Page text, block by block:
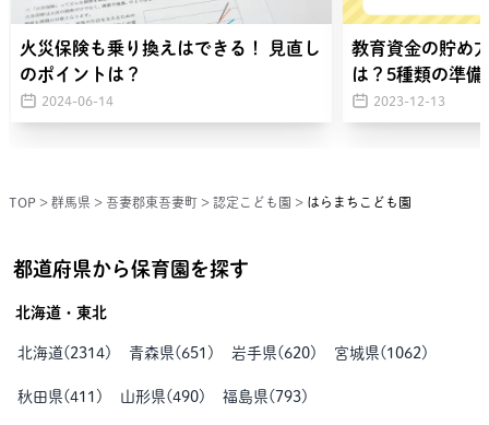
火災保険も乗り換えはできる！ 見直し
のポイントは？
2024-06-14
教育資金の貯め
は？5種類の準
2023-12-13
TOP > 群馬県 > 吾妻郡東吾妻町 > 認定こども園 > はらまちこども園
都道府県から保育園を探す
北海道・東北
北海道( 2314) 青森県( 651 ) 岩手県( 620) 宮城県( 1062 )
秋田県(411 ) 山形県(490) 福島県( 793)